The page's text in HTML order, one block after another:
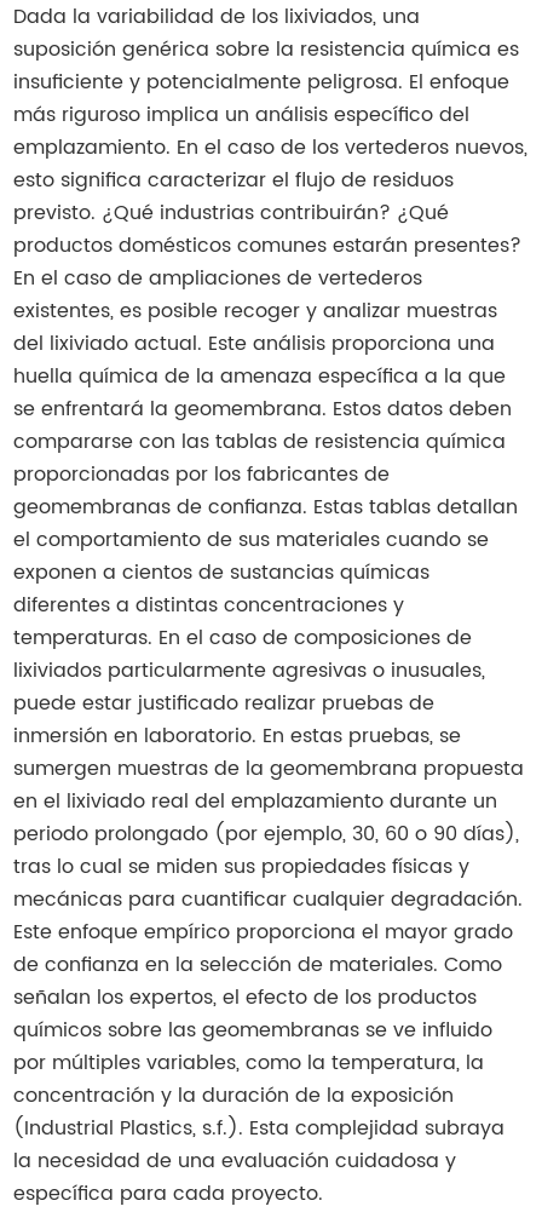
Dada la variabilidad de los lixiviados, una
suposición genérica sobre la resistencia química es
insuficiente y potencialmente peligrosa. El enfoque
más riguroso implica un análisis específico del
emplazamiento. En el caso de los vertederos nuevos,
esto significa caracterizar el flujo de residuos
previsto. ¿Qué industrias contribuirán? ¿Qué
productos domésticos comunes estarán presentes?
En el caso de ampliaciones de vertederos
existentes, es posible recoger y analizar muestras
del lixiviado actual. Este análisis proporciona una
huella química de la amenaza específica a la que
se enfrentará la geomembrana. Estos datos deben
compararse con las tablas de resistencia química
proporcionadas por los fabricantes de
geomembranas de confianza. Estas tablas detallan
el comportamiento de sus materiales cuando se
exponen a cientos de sustancias químicas
diferentes a distintas concentraciones y
temperaturas. En el caso de composiciones de
lixiviados particularmente agresivas o inusuales,
puede estar justificado realizar pruebas de
inmersión en laboratorio. En estas pruebas, se
sumergen muestras de la geomembrana propuesta
en el lixiviado real del emplazamiento durante un
periodo prolongado (por ejemplo, 30, 60 o 90 días),
tras lo cual se miden sus propiedades físicas y
mecánicas para cuantificar cualquier degradación.
Este enfoque empírico proporciona el mayor grado
de confianza en la selección de materiales. Como
señalan los expertos, el efecto de los productos
químicos sobre las geomembranas se ve influido
por múltiples variables, como la temperatura, la
concentración y la duración de la exposición
(Industrial Plastics, s.f.). Esta complejidad subraya
la necesidad de una evaluación cuidadosa y
específica para cada proyecto.